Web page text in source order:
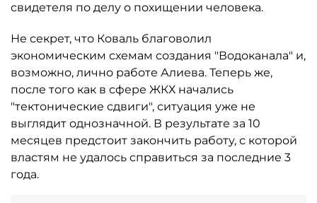
свидетеля по делу о похищении человека.
Не секрет, что Коваль благоволил
экономическим схемам создания "Водоканала" и,
возможно, лично работе Алиева. Теперь же,
после того как в сфере ЖКХ начались
"тектонические сдвиги", ситуация уже не
выглядит однозначной. В результате за 10
месяцев предстоит закончить работу, с которой
властям не удалось справиться за последние 3
года.